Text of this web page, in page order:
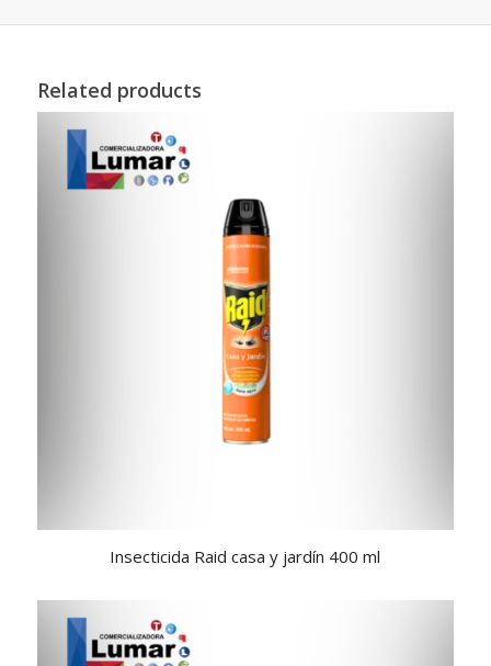
Related products
Insecticida Raid casa y jardín 400 ml